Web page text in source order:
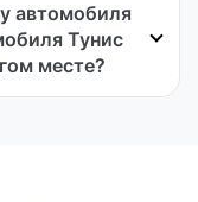
автомобиля
Тунис
месте?